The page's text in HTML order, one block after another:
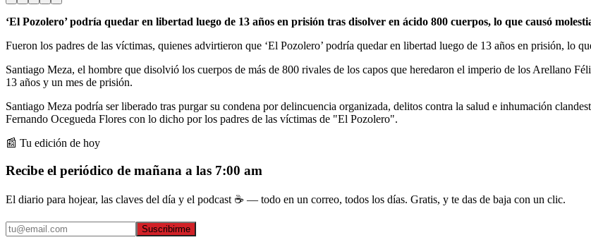
‘El Pozolero’ podría quedar en libertad luego de 13 años en prisión tras disolver en ácido 800 cuerpos, lo que causó
Fueron los padres de las víctimas, quienes advirtieron que ‘El Pozolero’ podría quedar en libertad luego de 13 años en prisión, lo
Santiago Meza, el hombre que disolvió los cuerpos de más de 800 rivales de los capos que heredaron el imperio de los Arellano
13 años y un mes de prisión.
Santiago Meza podría ser liberado tras purgar su condena por delincuencia organizada, delitos contra la salud e inhumación
Fernando Ocegueda Flores con lo dicho por los padres de las víctimas de "El Pozolero".
📰 Tu edición de hoy
Recibe el periódico de mañana a las 7:00 am
El diario para hojear, las claves del día y el podcast ☕ — todo en un correo, todos los días. Gratis, y te das de baja con un clic.
Suscribirme